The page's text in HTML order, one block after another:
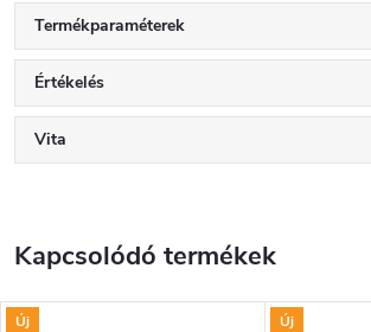
Termékparaméterek
Értékelés
Vita
Kapcsolódó termékek
Új
Új